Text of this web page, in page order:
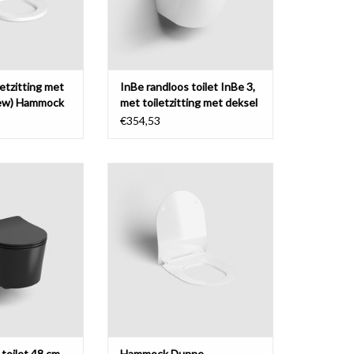
met
Hammock
InBe randloos toilet InBe 3,
met toiletzitting met deksel
€354,53
Bevestiging
WINKELWAGEN